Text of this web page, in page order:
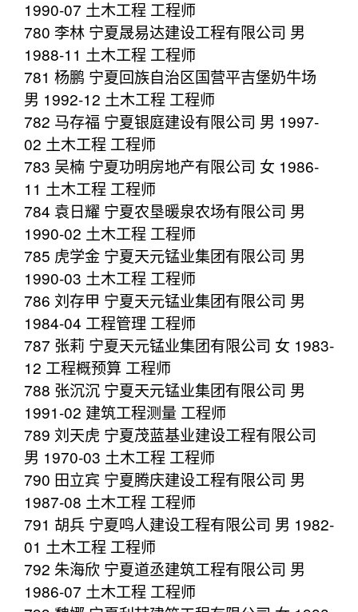
1990-07 土木工程 工程师
780 李林 宁夏晟易达建设工程有限公司 男
1988-11 土木工程 工程师
781 杨鹏 宁夏回族自治区国营平吉堡奶牛场
男 1992-12 土木工程 工程师
782 马存福 宁夏银庭建设有限公司 男 1997-
02 土木工程 工程师
783 吴楠 宁夏功明房地产有限公司 女 1986-
11 土木工程 工程师
784 袁日耀 宁夏农垦暖泉农场有限公司 男
1990-02 土木工程 工程师
785 虎学金 宁夏天元锰业集团有限公司 男
1990-03 土木工程 工程师
786 刘存甲 宁夏天元锰业集团有限公司 男
1984-04 工程管理 工程师
787 张莉 宁夏天元锰业集团有限公司 女 1983-
12 工程概预算 工程师
788 张沉沉 宁夏天元锰业集团有限公司 男
1991-02 建筑工程测量 工程师
789 刘天虎 宁夏茂蓝基业建设工程有限公司
男 1970-03 土木工程 工程师
790 田立宾 宁夏腾庆建设工程有限公司 男
1987-08 土木工程 工程师
791 胡兵 宁夏鸣人建设工程有限公司 男 1982-
01 土木工程 工程师
792 朱海欣 宁夏道丞建筑工程有限公司 男
1986-07 土木工程 工程师